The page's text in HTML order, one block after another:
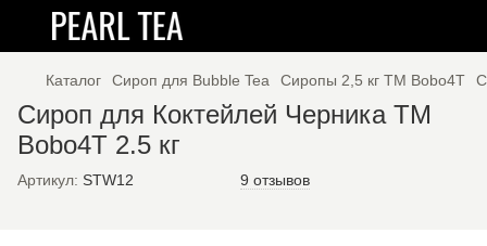
Каталог Сироп для Bubble Tea Сиропы 2,5 кг ТМ Bobo4T
Сироп для Коктейлей Черника TM
Bobo4T 2.5 кг
Артикул: STW12 9 отзывов